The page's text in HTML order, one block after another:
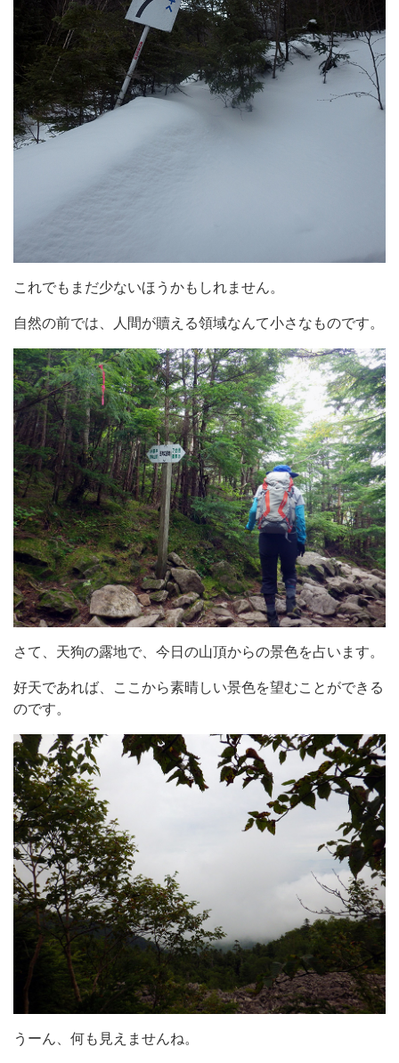
これでもまだ少ないほうかもしれません。
自然の前では、人間が贖える領域なんて小さなものです。
さて、天狗の露地で、今日の山頂からの景色を占います。
好天であれば、ここから素晴しい景色を望むことができる
のです。
うーん、何も見えませんね。